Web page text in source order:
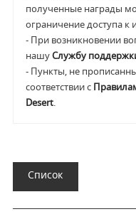
полученные награды
ограничение доступа к
- При возникновении
нашуСлужбу
- Пункты, не
соответствии с
Desert.
Список